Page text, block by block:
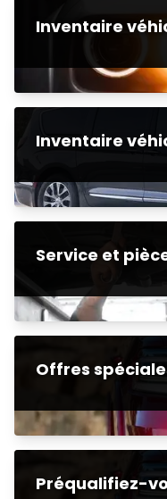
Inventaire
Inventaire
Service et
Offres
Préqualifiez-